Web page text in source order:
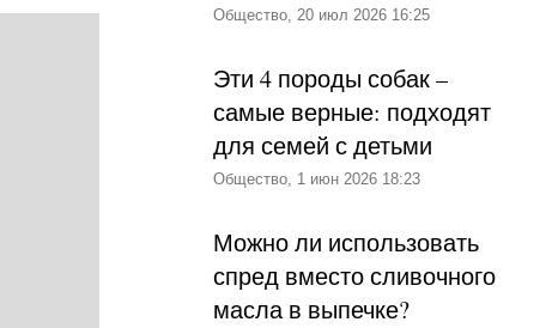
Общество, 20 июл 2026 16:25
Эти 4 породы собак –
самые верные: подходят
для семей с детьми
Общество, 1 июн 2026 18:23
Можно ли использовать
спред вместо сливочного
масла в выпечке?